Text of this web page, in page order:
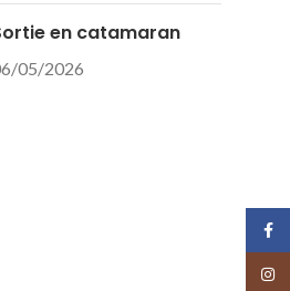
en catamaran
05/2026